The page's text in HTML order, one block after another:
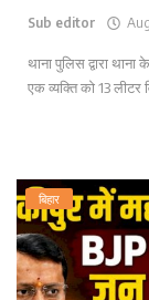
Sub editor
थाना पुलिस द्वारा
एक व्यक्ति को 13 लीटर
बिहार